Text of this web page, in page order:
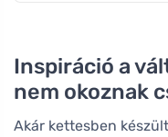
Inspiráció a
nem okoznak
Akár kettesben